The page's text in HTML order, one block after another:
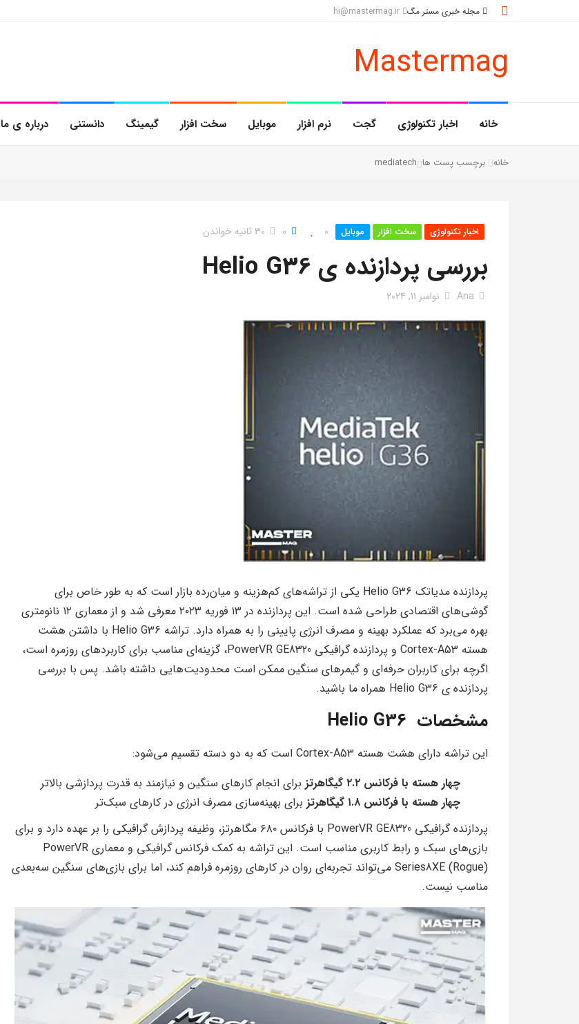
مجله خبری مستر مگ
Mastermag
خانه اخبار تکنولوژی گجت نرم افزار موبایل سخت افزار گیمینگ دانستنی درباره ی ما
خانه برچسب پست ها mediatech
اخبار تکنولوژی سخت افزار موبایل 0
0 30 ثانیه خواندن
بررسی پردازنده ی Helio G36
Ana نوامبر 11, 2024
پردازنده مدیاتک Helio G36 یکی از تراشه‌های کم‌هزینه و میان‌رده بازار است که به طور خاص برای
گوشی‌های اقتصادی طراحی شده است. این پردازنده در ۱۳ فوریه ۲۰۲۳ معرفی شد و از معماری ۱۲ نانومتری
بهره می‌برد که عملکرد بهینه و مصرف انرژی پایینی را به همراه دارد. تراشه Helio G36 با داشتن هشت
هسته Cortex-A53 و پردازنده گرافیکی PowerVR GE8320، گزینه‌ای مناسب برای کاربردهای روزمره است،
اگرچه برای کاربران حرفه‌ای و گیمرهای سنگین ممکن است محدودیت‌هایی داشته باشد. پس با بررسی
پردازنده ی Helio G36 همراه ما باشید.
مشخصات Helio G36
این تراشه دارای هشت هسته Cortex-A53 است که به دو دسته تقسیم می‌شود:
چهار هسته با فرکانس ۲.۲ گیگاهرتز
برای انجام کارهای سنگین و نیازمند به قدرت پردازشی بالاتر
چهار هسته با فرکانس ۱.۸ گیگاهرتز
برای بهینه‌سازی مصرف انرژی در کارهای سبک‌تر
پردازنده گرافیکی PowerVR GE8320 با فرکانس ۶۸۰ مگاهرتز، وظیفه پردازش گرافیکی را بر عهده دارد و برای
بازی‌های سبک و رابط کاربری مناسب است. این تراشه به کمک فرکانس گرافیکی و معماری PowerVR
Series8XE (Rogue) می‌تواند تجربه‌ای روان در کارهای روزمره فراهم کند، اما برای بازی‌های سنگین سه‌بعدی
مناسب نیست.